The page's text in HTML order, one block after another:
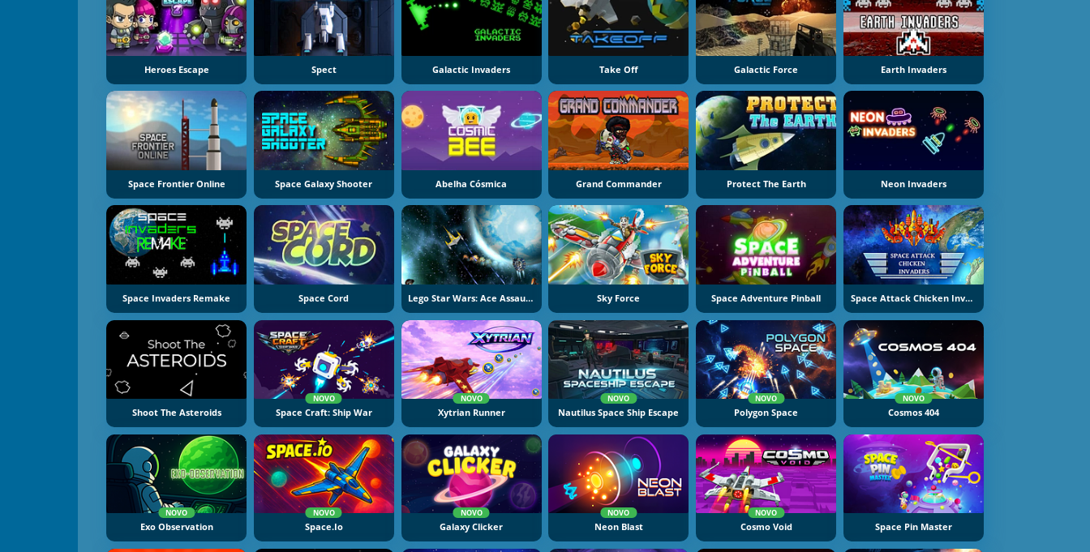
Heroes Escape Spect Galactic Invaders Take Off Galactic Force Earth Invaders
Space Frontier Online Space Galaxy Shooter Abelha Cósmica Grand Commander Protect The Earth Neon Invaders
Space Invaders Remake Space Cord Lego Star Wars: Ace Assault 2 Sky Force Space Adventure Pinball Space Attack Chicken Invaders
Shoot The Asteroids
NOVO
Space Craft: Ship War
NOVO
Xytrian Runner
NOVO
Nautilus Space Ship Escape
NOVO
Polygon Space
NOVO
Cosmos 404
NOVO
Exo Observation
NOVO
Space.io
NOVO
Galaxy Clicker
NOVO
Neon Blast
NOVO
Cosmo Void Space Pin Master